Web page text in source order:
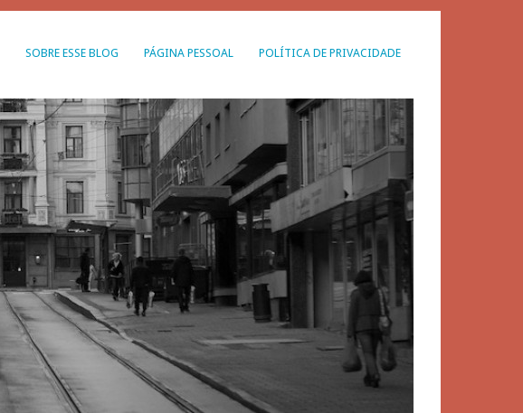
SOBRE ESSE BLOG PÁGINA PESSOAL POLÍTICA DE PRIVACIDADE